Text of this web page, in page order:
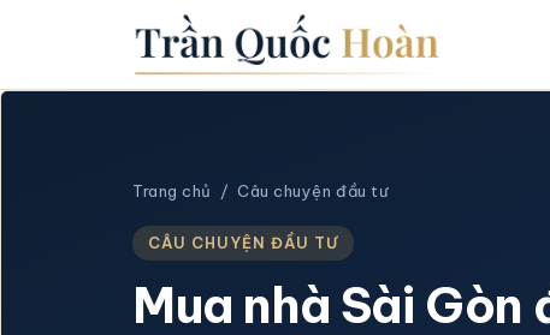
Trang chủ /Câu chuyện đầu tư
CÂU CHUYỆN ĐẦU TƯ
Mua nhà Sài